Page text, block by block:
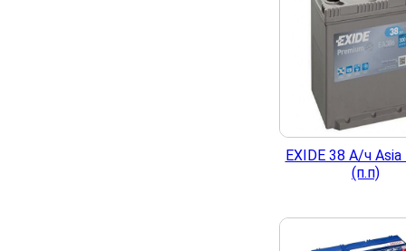
EXIDE 38 А/ч Asia
(п.п)